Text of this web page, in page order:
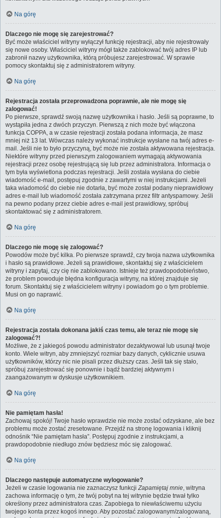
Na górę
Dlaczego nie mogę się zarejestrować?
Być może właściciel witryny wyłączył funkcję rejestracji, aby nie rejestrowały
się nowe osoby. Właściciel witryny mógł także zablokować twój adres IP lub
zabronił nazwy użytkownika, którą próbujesz zarejestrować. W sprawie
pomocy skontaktuj się z administratorem witryny.
Na górę
Rejestracja została przeprowadzona poprawnie, ale nie mogę się
zalogować!
Po pierwsze, sprawdź swoją nazwę użytkownika i hasło. Jeśli są poprawne, to
wystąpiła jedna z dwóch przyczyn. Pierwszą z nich może być włączona
funkcja COPPA, a w czasie rejestracji została podana informacja, że masz
mniej niż 13 lat. Wówczas należy wykonać instrukcje wysłane na twój adres e-
mail. Jeśli nie to było przyczyną, być może nie została aktywowana rejestracja.
Niektóre witryny przed pierwszym zalogowaniem wymagają aktywowania
rejestracji przez osobę rejestrującą się lub przez administratora. Informacja o
tym była wyświetlona podczas rejestracji. Jeśli została wysłana do ciebie
wiadomość e-mail, postępuj zgodnie z zawartymi w niej instrukcjami. Jeżeli
taka wiadomość do ciebie nie dotarła, być może został podany nieprawidłowy
adres e-mail lub wiadomość została zatrzymana przez filtr antyspamowy. Jeśli
na pewno podany przez ciebie adres e-mail jest prawidłowy, spróbuj
skontaktować się z administratorem.
Na górę
Dlaczego nie mogę się zalogować?
Powodów może być kilka. Po pierwsze sprawdź, czy twoja nazwa użytkownika
i hasło są prawidłowe. Jeżeli są prawidłowe, skontaktuj się z właścicielem
witryny i zapytaj, czy cię nie zablokowano. Istnieje też prawdopodobieństwo,
że problem powoduje błędna konfiguracja witryny, na której znajduje się
forum. Skontaktuj się z właścicielem witryny i powiadom go o tym problemie.
Musi on go naprawić.
Na górę
Rejestracja została dokonana jakiś czas temu, ale teraz nie mogę się
zalogować?!
Możliwe, że z jakiegoś powodu administrator dezaktywował lub usunął twoje
konto. Wiele witryn, aby zmniejszyć rozmiar bazy danych, cyklicznie usuwa
użytkowników, którzy nic nie pisali przez dłuższy czas. Jeśli tak się stało,
spróbuj zarejestrować się ponownie i bądź bardziej aktywnym i
zaangażowanym w dyskusje użytkownikiem.
Na górę
Nie pamiętam hasła!
Zachowaj spokój! Twoje hasło wprawdzie nie może zostać odzyskane, ale bez
problemu może zostać zresetowane. Przejdź na stronę logowania i kliknij
odnośnik “Nie pamiętam hasła”. Postępuj zgodnie z instrukcjami, a
prawdopodobnie niedługo znów będziesz móc się zalogować.
Na górę
Dlaczego następuje automatyczne wylogowanie?
Jeżeli w czasie logowania nie zaznaczysz funkcjiZapamiętaj mnie, witryna
zachowa informację o tym, że twój pobyt na tej witrynie będzie trwał tylko
określony przez administratora czas. Zapobiega to niewłaściwemu użyciu
twojego konta przez kogoś innego. Aby pozostać zalogowanym/zalogowaną,